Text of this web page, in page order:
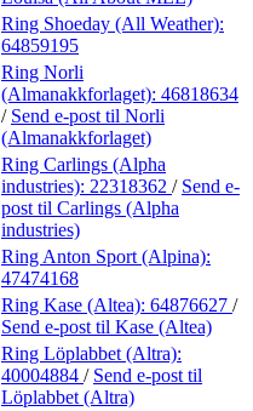
Ring Shoeday (All Weather):
64859195
Ring Norli
(Almanakkforlaget): 46818634
/ Send e-post til Norli
(Almanakkforlaget)
Ring Carlings (Alpha
industries): 22318362 / Send e-
post til Carlings (Alpha
industries)
Ring Anton Sport (Alpina):
47474168
Ring Kase (Altea): 64876627 /
Send e-post til Kase (Altea)
Ring Löplabbet (Altra):
40004884 / Send e-post til
Löplabbet (Altra)